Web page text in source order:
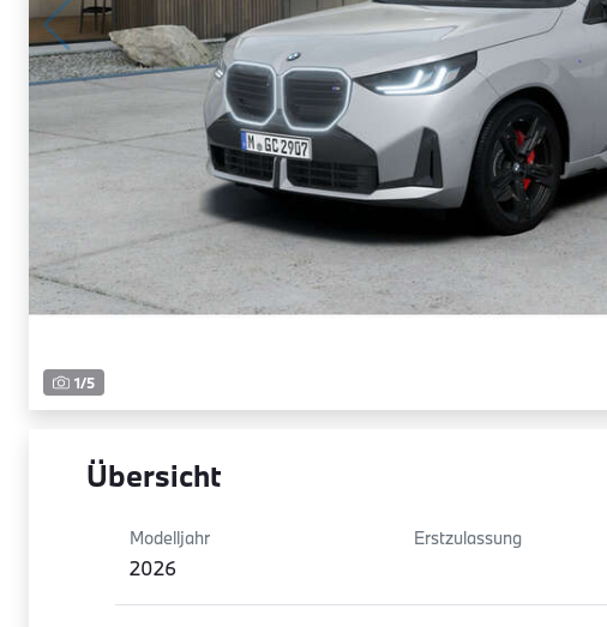
1/5
Übersicht
Modelljahr
2026
Erstzulassung